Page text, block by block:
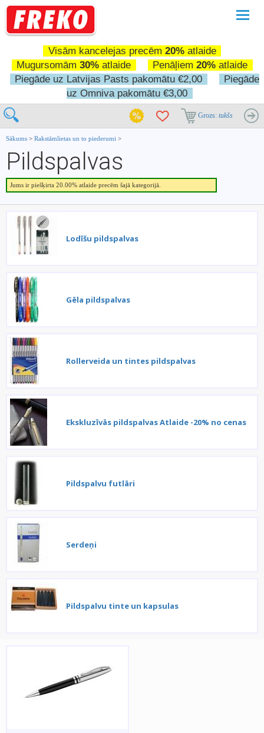
Visām kancelejas precēm 20%atlaide
Mugursomām 30% atlaide Penāļiem 20% atlaide
Piegāde uz Latvijas Pasts pakomātu €2,00
Piegāde
uz Omniva pakomātu €3,00
Grozs: tukšs
Sākums > Rakstāmlietas un to piederumi >
Pildspalvas
Jums ir piešķirta 20.00% atlaide precēm šajā kategorijā.
Lodīšu pildspalvas
Gēla pildspalvas
Rollerveida un tintes pildspalvas
Ekskluzīvās pildspalvas Atlaide -20% no cenas
Pildspalvu futlāri
Serdeņi
Pildspalvu tinte un kapsulas